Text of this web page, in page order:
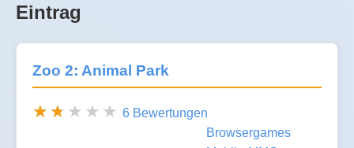
Eintrag
Zoo 2: Animal Park
6 Bewertungen
Browsergames